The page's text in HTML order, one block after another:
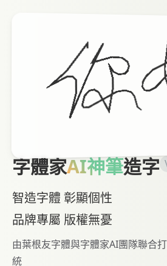
字體家AI神筆造字
智造字體 彰顯個性
品牌專屬 版權無憂
由葉根友字體與字體家AI團隊聯合
統